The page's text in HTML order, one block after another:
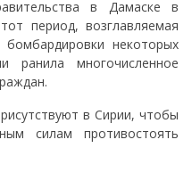
в Дамаске в
период, возглавляемая
некоторых
многочисленное
в Сирии, чтобы
силам противостоять